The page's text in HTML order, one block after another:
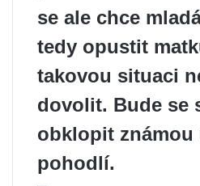
se ale chce
tedy opustit
takovou situaci
dovolit. Bude se
obklopit známou
pohodlí.